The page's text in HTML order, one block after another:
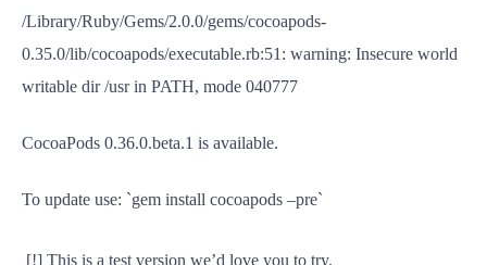
/Library/Ruby/Gems/2.0.0/gems/cocoapods-
0.35.0/lib/cocoapods/executable.rb:51: warning: Insecure world
writable dir /usr in PATH, mode 040777
CocoaPods 0.36.0.beta.1 is available.
To update use: `gem install cocoapods –pre`
[!] This is a test version we’d love you to try.